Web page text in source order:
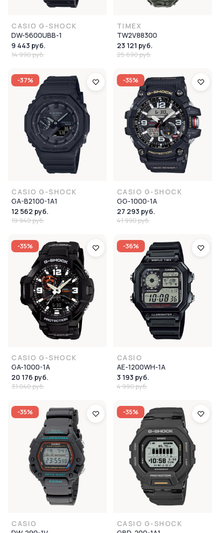
CASIO G-SHOCK
DW-5600UBB-1
9 443 руб.
14 990 руб.
TIMEX
TW2V88300
23 121 руб.
25 690 руб.
-37%
CASIO G-SHOCK
GA-B2100-1A1
12 562 руб.
19 940 руб.
-35%
CASIO G-SHOCK
GG-1000-1A
27 293 руб.
41 990 руб.
-35%
CASIO G-SHOCK
GA-1000-1A
20 176 руб.
31 040 руб.
-36%
CASIO
AE-1200WH-1A
3 193 руб.
4 990 руб.
-35%
CASIO
-35%
CASIO G-SHOCK